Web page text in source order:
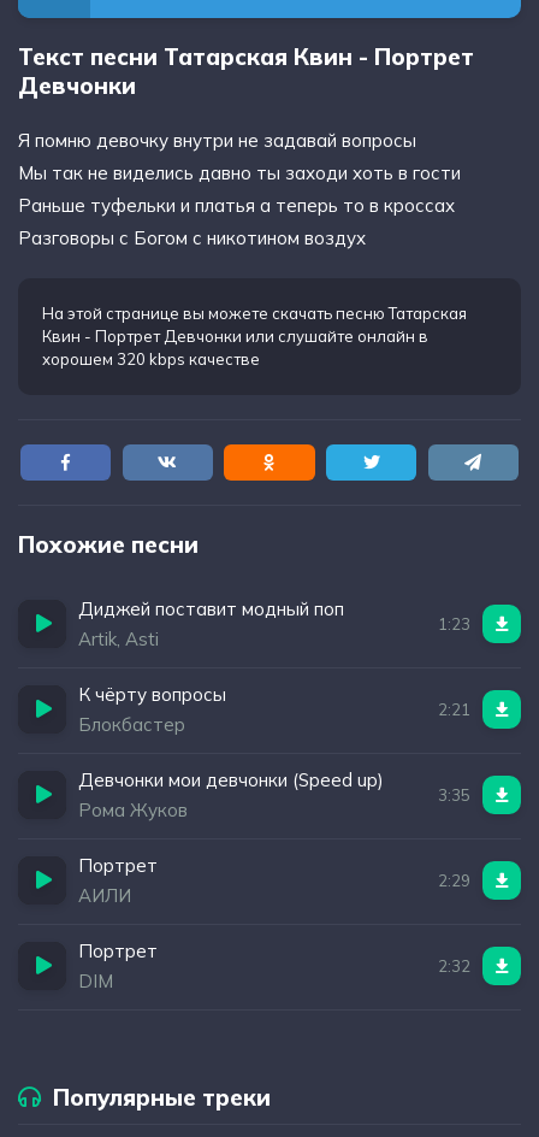
Текст песни Татарская Квин - Портрет
Девчонки
Я помню девочку внутри не задавай вопросы
Мы так не виделись давно ты заходи хоть в гости
Раньше туфельки и платья а теперь то в кроссах
Разговоры с Богом с никотином воздух
На этой странице вы можете скачать песню Татарская
Квин - Портрет Девчонки или слушайте онлайн в
хорошем 320 kbps качестве
Похожие песни
Диджей поставит модный поп
Artik, Asti
1:23
К чёрту вопросы
Блокбастер
2:21
Девчонки мои девчонки (Speed up)
Рома Жуков
3:35
Портрет
АИЛИ
2:29
Портрет
DIM
2:32
Популярные треки